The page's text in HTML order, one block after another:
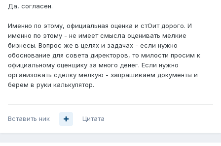
Да, согласен.
Именно по этому, официальная оценка и стОит дорого. И
именно по этому - не имеет смысла оценивать мелкие
бизнесы. Вопрос же в целях и задачах - если нужно
обоснование для совета директоров, то милости просим к
официальному оценщику за много денег. Если нужно
организовать сделку мелкую - запрашиваем документы и
берем в руки калькулятор.
Вставить ник Цитата